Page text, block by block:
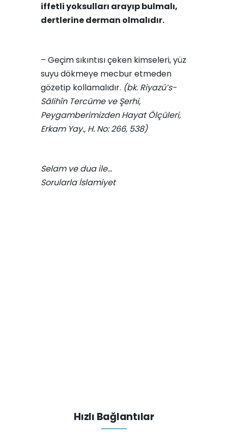
iffetli yoksulları arayıp bulmalı,
dertlerine derman olmalıdır.
– Geçim sıkıntısı çeken kimseleri, yüz
suyu dökmeye mecbur etmeden
gözetip kollamalıdır. (bk. Riyazü’s-
Sâlihîn Tercüme ve Şerhi,
Peygamberimizden Hayat Ölçüleri,
Erkam Yay., H. No: 266, 538)
Selam ve dua ile…
Sorularla İslamiyet
Hızlı Bağlantılar